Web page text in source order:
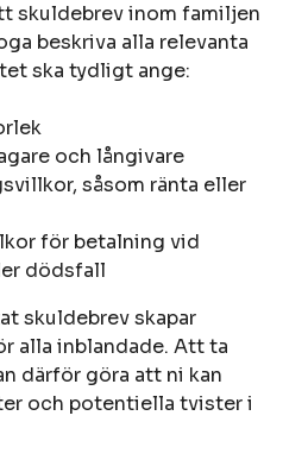
skuldebrev inom familjen
beskriva alla relevanta
ska tydligt ange:
och långivare
såsom ränta eller
för betalning vid
dödsfall
skuldebrev skapar
alla inblandade. Att ta
därför göra att ni kan
och potentiella tvister i